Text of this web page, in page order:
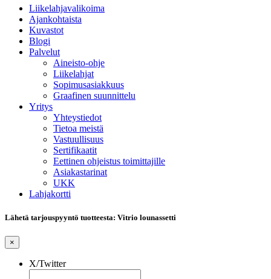
Liikelahjavalikoima
Ajankohtaista
Kuvastot
Blogi
Palvelut
Aineisto-ohje
Liikelahjat
Sopimusasiakkuus
Graafinen suunnittelu
Yritys
Yhteystiedot
Tietoa meistä
Vastuullisuus
Sertifikaatit
Eettinen ohjeistus toimittajille
Asiakastarinat
UKK
Lahjakortti
Lähetä tarjouspyyntö tuotteesta: Vitrio lounassetti
×
X/Twitter